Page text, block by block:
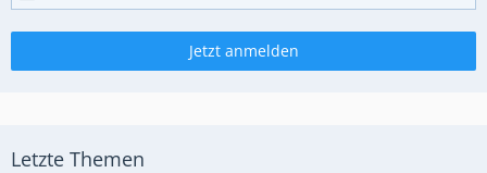
Jetzt anmelden
Letzte Themen